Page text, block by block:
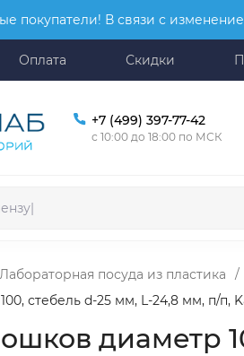
покупатели! В связи с
Оплата Скидки
+7 (499) 397-77-42
с 10:00 до 18:00 по МСК
Лабораторная посуда из пластика /
стебель d-25 мм, L-24,8 мм, п/п,
диаметр